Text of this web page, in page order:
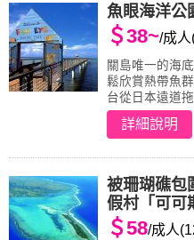
魚眼海洋公
＄38~/成
關島唯一的海
鬆欣賞熱帶魚
台從日本遠道
詳細說明
被珊瑚礁包
假村「可可
＄58/成人